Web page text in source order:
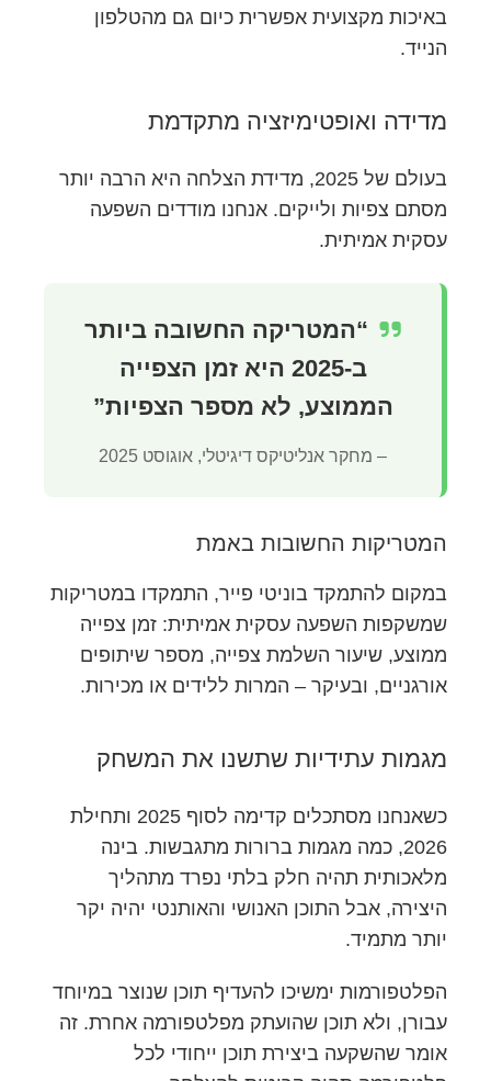
באיכות מקצועית אפשרית כיום גם מהטלפון
הנייד.
מדידה ואופטימיזציה מתקדמת
בעולם של 2025, מדידת הצלחה היא הרבה יותר
מסתם צפיות ולייקים. אנחנו מודדים השפעה
עסקית אמיתית.
“המטריקה החשובה ביותר
ב-2025 היא זמן הצפייה
הממוצע, לא מספר הצפיות”
– מחקר אנליטיקס דיגיטלי, אוגוסט 2025
המטריקות החשובות באמת
במקום להתמקד בוניטי פייר, התמקדו במטריקות
שמשקפות השפעה עסקית אמיתית: זמן צפייה
ממוצע, שיעור השלמת צפייה, מספר שיתופים
אורגניים, ובעיקר – המרות ללידים או מכירות.
מגמות עתידיות שתשנו את המשחק
כשאנחנו מסתכלים קדימה לסוף 2025 ותחילת
2026, כמה מגמות ברורות מתגבשות. בינה
מלאכותית תהיה חלק בלתי נפרד מתהליך
היצירה, אבל התוכן האנושי והאותנטי יהיה יקר
יותר מתמיד.
הפלטפורמות ימשיכו להעדיף תוכן שנוצר במיוחד
עבורן, ולא תוכן שהועתק מפלטפורמה אחרת. זה
אומר שהשקעה ביצירת תוכן ייחודי לכל